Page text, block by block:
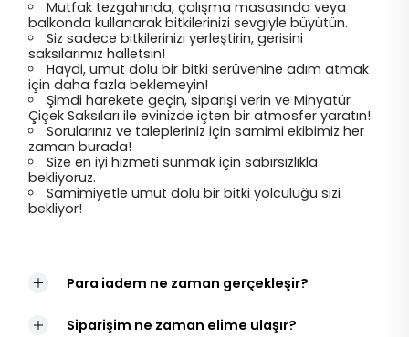
Mutfak tezgahında, çalışma masasında veya
balkonda kullanarak bitkilerinizi sevgiyle büyütün.
Siz sadece bitkilerinizi yerleştirin, gerisini
saksılarımız halletsin!
Haydi, umut dolu bir bitki serüvenine adım atmak
için daha fazla beklemeyin!
Şimdi harekete geçin, siparişi verin ve Minyatür
Çiçek Saksıları ile evinizde içten bir atmosfer yaratın!
Sorularınız ve talepleriniz için samimi ekibimiz her
zaman burada!
Size en iyi hizmeti sunmak için sabırsızlıkla
bekliyoruz.
Samimiyetle umut dolu bir bitki yolculuğu sizi
bekliyor!
Para iadem ne zaman gerçekleşir?
Siparişim ne zaman elime ulaşır?